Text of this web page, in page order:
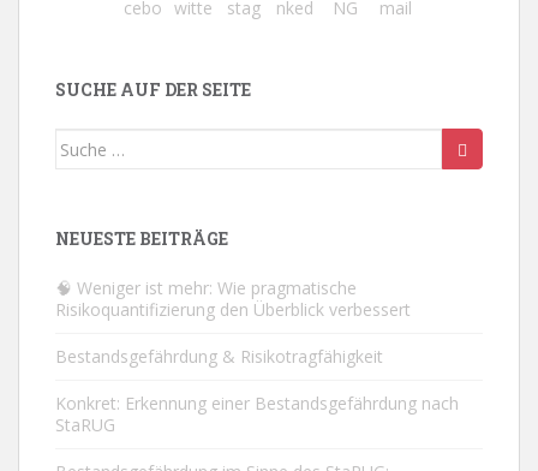
SUCHE AUF DER SEITE
Suche
NEUESTE BEITRÄGE
🧠 Weniger ist mehr: Wie pragmatische
Risikoquantifizierung den Überblick verbessert
Bestandsgefährdung & Risikotragfähigkeit
Konkret: Erkennung einer Bestandsgefährdung nach
StaRUG